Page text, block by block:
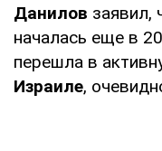
Данилов заявил,
началась еще в
перешла в
Израиле,